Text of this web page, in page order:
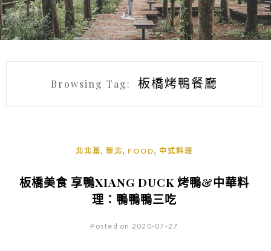
Browsing Tag: 板橋烤鴨餐廳
北北基, 新北, FOOD, 中式料理
板橋美食 享鴨XIANG DUCK 烤鴨&中華料
理：鴨鴨鴨三吃
Posted on 2020-07-27